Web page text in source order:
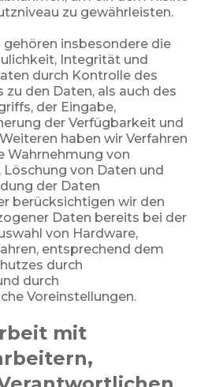
zu gewährleisten.
insbesondere die
Integrität und
durch Kontrolle des
zu den Daten, als auch des
der Eingabe,
der Verfügbarkeit und
haben wir Verfahren
Wahrnehmung von
von Daten und
der Daten
berücksichtigen wir den
Daten bereits bei der
von Hardware,
entsprechend dem
durch
durch
Voreinstellungen.
mit